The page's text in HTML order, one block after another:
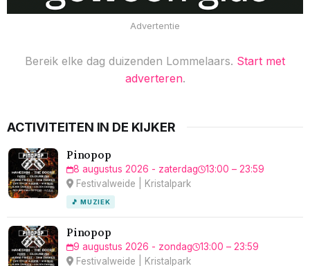
Advertentie
Bereik elke dag duizenden Lommelaars. Start met
adverteren.
ACTIVITEITEN IN DE KIJKER
Pinopop
8 augustus 2026 - zaterdag
13:00 – 23:59
Festivalweide | Kristalpark
🎵 MUZIEK
Pinopop
9 augustus 2026 - zondag
13:00 – 23:59
Festivalweide | Kristalpark